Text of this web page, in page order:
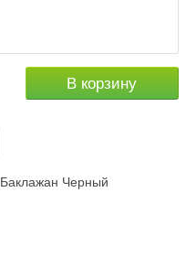
В корзину
Баклажан Черный